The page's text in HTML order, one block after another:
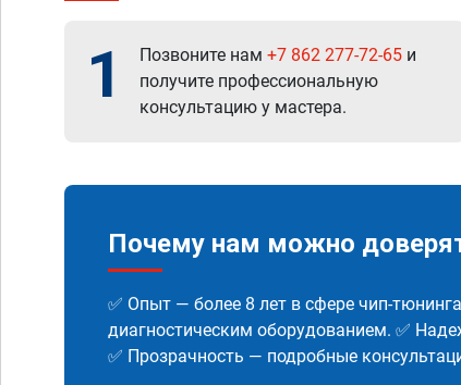
1 Позвоните нам +7 862 277-72-65 и
получите профессиональную
консультацию у мастера.
Почему нам можно
✅ Опыт — более 8 лет в сфере чип-
диагностическим оборудованием. ✅
✅ Прозрачность — подробные